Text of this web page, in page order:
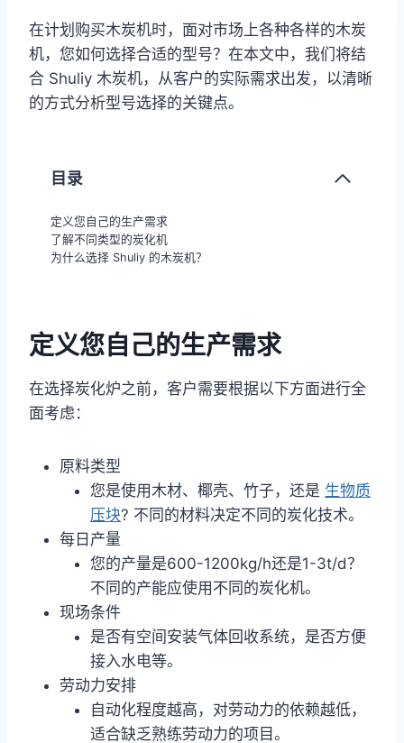
在计划购买木炭机时，面对市场上各种各样的木炭
机，您如何选择合适的型号？在本文中，我们将结
合 Shuliy 木炭机，从客户的实际需求出发，以清晰
的方式分析型号选择的关键点。
目录
定义您自己的生产需求
了解不同类型的炭化机
为什么选择 Shuliy 的木炭机？
定义您自己的生产需求
在选择炭化炉之前，客户需要根据以下方面进行全
面考虑：
原料类型
您是使用木材、椰壳、竹子，还是 生物质
压块? 不同的材料决定不同的炭化技术。
每日产量
您的产量是600-1200kg/h还是1-3t/d？
不同的产能应使用不同的炭化机。
现场条件
是否有空间安装气体回收系统，是否方便
接入水电等。
劳动力安排
自动化程度越高，对劳动力的依赖越低，
适合缺乏熟练劳动力的项目。